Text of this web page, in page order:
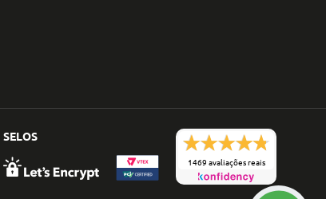
SELOS
1469 avaliações reais